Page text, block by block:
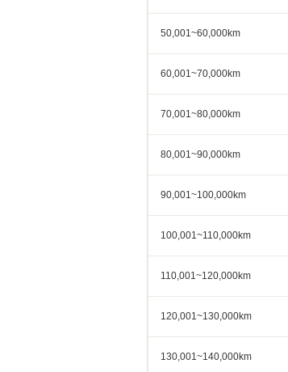
50,001~60,000km
60,001~70,000km
70,001~80,000km
80,001~90,000km
90,001~100,000km
100,001~110,000km
110,001~120,000km
120,001~130,000km
130,001~140,000km